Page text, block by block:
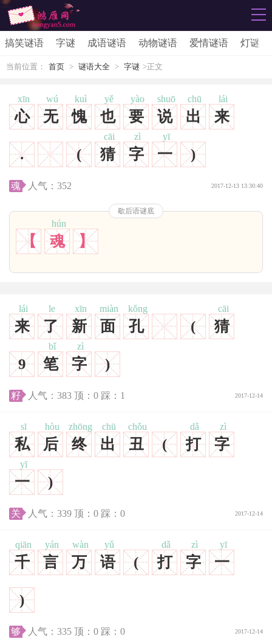
搞笑谜语 字谜 成语谜语 动物谜语 爱情谜语 灯谜
当前位置： 首页 > 谜语大全 > 字谜 >正文
心
xīn
无
wú
愧
kuì
也
yě
要
yào
说
shuō
出
chū
来
lái
. ( 猜
cāi
字
zì
一
yī
)
2017-12-13 13:30:40
魂 人气： 352
歇后语谜底
【 魂
hún
】
来
lái
了
le
新
xīn
面
miàn
孔
kǒng
( 猜
cāi
9 笔
bǐ
字
zì
)
2017-12-14
籽 人气： 383 顶： 0 踩： 1
私
sī
后
hòu
终
zhōng
出
chū
丑
chǒu
( 打
dǎ
字
zì
一
yī
)
2017-12-14
关 人气： 339 顶： 0 踩： 0
千
qiān
言
yán
万
wàn
语
yǔ
( 打
dǎ
字
zì
一
yī
)
2017-12-14
够 人气： 335 顶： 0 踩： 0